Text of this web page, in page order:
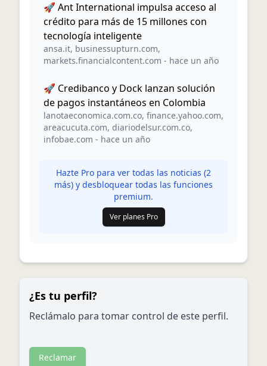
🚀 Ant International impulsa acceso al
crédito para más de 15 millones con
tecnología inteligente
ansa.it, businessupturn.com,
markets.financialcontent.com - hace un año
🚀 Credibanco y Dock lanzan solución
de pagos instantáneos en Colombia
lanotaeconomica.com.co, finance.yahoo.com,
areacucuta.com, diariodelsur.com.co,
infobae.com - hace un año
Hazte Pro para ver todas las noticias (2
más) y desbloquear todas las funciones
premium.
Ver planes Pro
¿Es tu perfil?
Reclámalo para tomar control de este perfil.
Reclamar